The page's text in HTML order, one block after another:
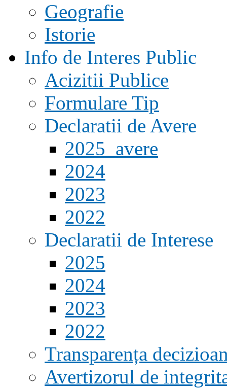
Geografie
Istorie
Info de Interes Public
Acizitii Publice
Formulare Tip
Declaratii de Avere
2025_avere
2024
2023
2022
Declaratii de Interese
2025
2024
2023
2022
Transparența
Avertizorul de